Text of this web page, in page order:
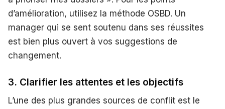
d’amélioration, utilisez la méthode OSBD. Un
manager qui se sent soutenu dans ses réussites
est bien plus ouvert à vos suggestions de
changement.
3. Clarifier les attentes et les objectifs
L’une des plus grandes sources de conflit est le